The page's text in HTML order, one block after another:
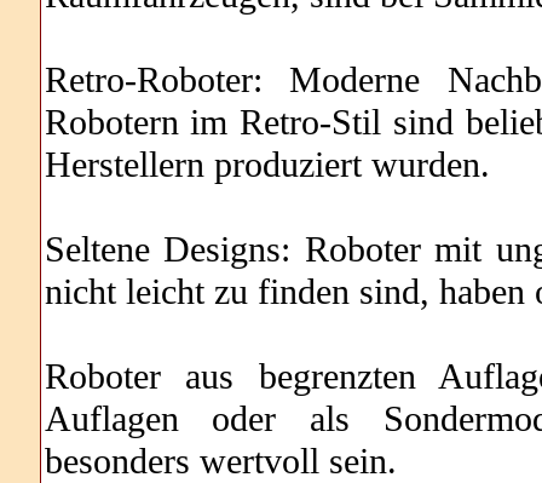
Retro-Roboter: Moderne
Robotern im Retro-Stil sind
Herstellern produziert wurden.
Seltene Designs: Roboter mit
nicht leicht zu finden sind, haben
Roboter aus begrenzten
Auflagen oder als
besonders wertvoll sein.